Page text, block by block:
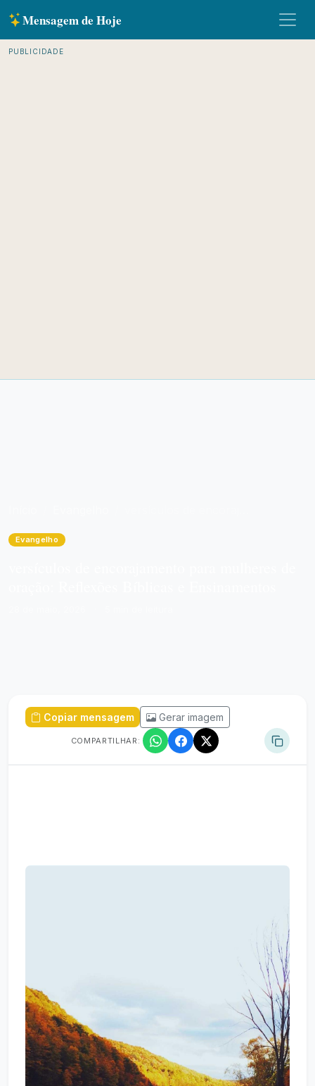
Mensagem de Hoje
PUBLICIDADE
Evangelho
Copiar mensagem Gerar imagem
COMPARTILHAR: